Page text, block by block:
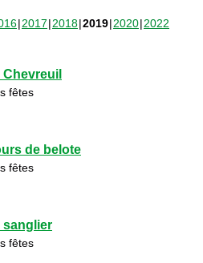
2017 2018 2019 2020 2022
Chevreuil
fêtes
de belote
fêtes
sanglier
fêtes